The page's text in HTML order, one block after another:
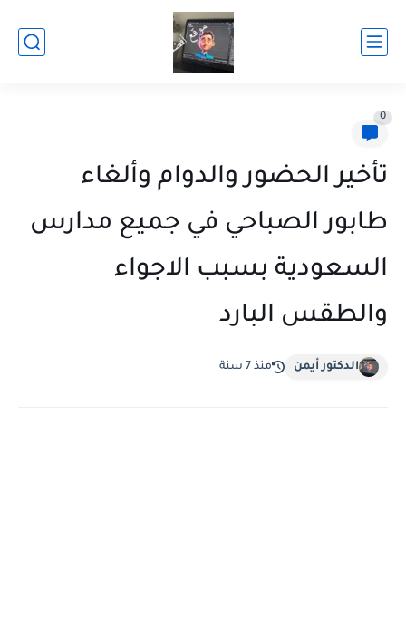
0
تأخير الحضور والدوام وألغاء
طابور الصباحي في جميع مدارس
السعودية بسبب الاجواء
والطقس البارد
الدكتور أيمن منذ 7 سنة